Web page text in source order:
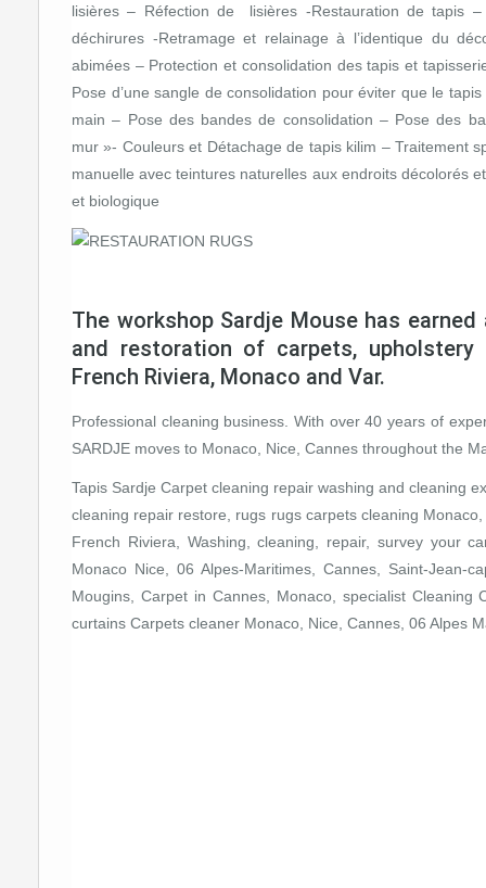
lisières – Réfection de lisières -Restauration de tapis
déchirures -Retramage et relainage à l’identique du
abimées – Protection et consolidation des tapis et
Pose d’une sangle de consolidation pour éviter que le
main – Pose des bandes de consolidation – Pose des
mur »- Couleurs et Détachage de tapis kilim – Traitement
manuelle avec teintures naturelles aux endroits décolorés
et biologique​
The workshop Sardje Mouse has
and restoration of carpets,
French Riviera, Monaco and Var.
Professional cleaning business. With over 40 years of
SARDJE moves to Monaco, Nice, Cannes throughout the
Tapis Sardje Carpet cleaning repair washing and cleaning
cleaning repair restore, rugs rugs carpets cleaning
French Riviera, Washing, cleaning, repair, survey your
Monaco Nice, 06 Alpes-Maritimes, Cannes, Saint-Jean-
Mougins, Carpet in Cannes, Monaco, specialist
curtains Carpets cleaner Monaco, Nice, Cannes, 06 Alpes